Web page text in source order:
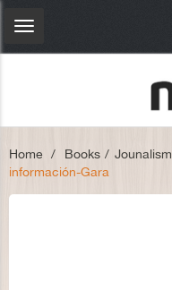
Toggle
Home > Books > Jounalism
información-Gara